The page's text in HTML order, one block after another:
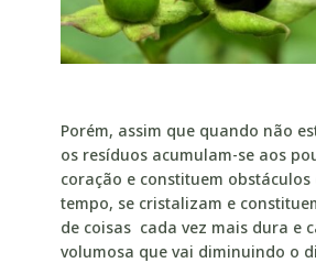
Porém, assim que quando não
os resíduos acumulam-se aos
coração e constituem obstáculos
tempo, se cristalizam e
de coisas cada vez mais dura e
volumosa que vai diminuindo o